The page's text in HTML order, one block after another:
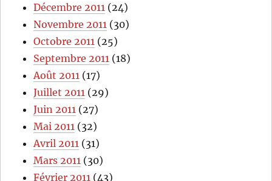
Décembre 2011 (24)
Novembre 2011 (30)
Octobre 2011 (25)
Septembre 2011 (18)
Août 2011 (17)
Juillet 2011 (29)
Juin 2011 (27)
Mai 2011 (32)
Avril 2011 (31)
Mars 2011 (30)
Février 2011 (43)